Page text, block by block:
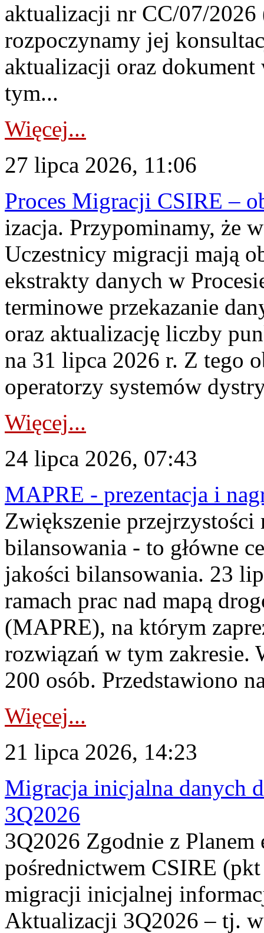
aktualizacji nr CC/07/
rozpoczynamy jej
aktualizacji oraz
tym...
Więcej...
27 lipca 2026, 11:06
Proces Migracji CSIRE –
izacja. Przypominamy, że
Uczestnicy migracji mają
ekstrakty danych w
terminowe przekazanie
oraz aktualizację liczby
na 31 lipca 2026 r. Z tego
operatorzy systemów
Więcej...
24 lipca 2026, 07:43
MAPRE - prezentacja i
Zwiększenie
bilansowania - to główne
jakości bilansowania. 23
ramach prac nad mapą
(MAPRE), na którym
rozwiązań w tym zakresie.
200 osób. Przedstawiono
Więcej...
21 lipca 2026, 14:23
Migracja inicjalna danych
3Q2026
3Q2026 Zgodnie z
pośrednictwem CSIRE
migracji inicjalnej
Aktualizacji 3Q2026 – tj.